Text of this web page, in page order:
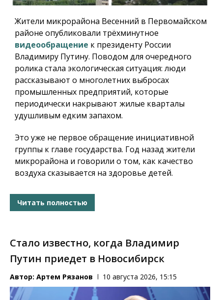
Жители микрорайона Весенний в Первомайском
районе опубликовали трёхминутное
видеообращение к президенту России
Владимиру Путину. Поводом для очередного
ролика стала экологическая ситуация: люди
рассказывают о многолетних выбросах
промышленных предприятий, которые
периодически накрывают жилые кварталы
удушливым едким запахом.
Это уже не первое обращение инициативной
группы к главе государства. Год назад жители
микрорайона и говорили о том, как качество
воздуха сказывается на здоровье детей.
Читать полностью
Стало известно, когда Владимир
Путин приедет в Новосибирск
Автор: Артем Рязанов 10 августа 2026, 15:15